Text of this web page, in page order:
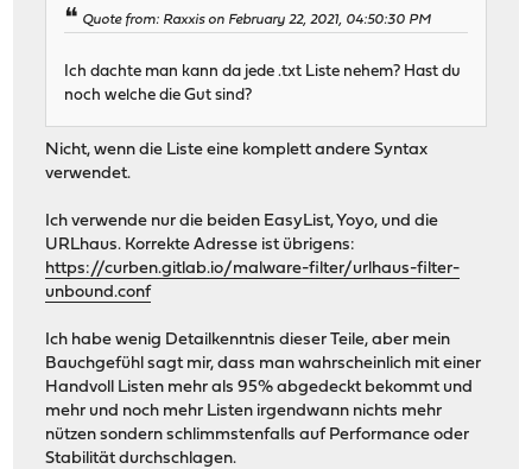
Quote from: Raxxis on February 22, 2021, 04:50:30 PM
Ich dachte man kann da jede .txt Liste nehem? Hast du
noch welche die Gut sind?
Nicht, wenn die Liste eine komplett andere Syntax
verwendet.
Ich verwende nur die beiden EasyList, Yoyo, und die
URLhaus. Korrekte Adresse ist übrigens:
https://curben.gitlab.io/malware-filter/urlhaus-filter-
unbound.conf
Ich habe wenig Detailkenntnis dieser Teile, aber mein
Bauchgefühl sagt mir, dass man wahrscheinlich mit einer
Handvoll Listen mehr als 95% abgedeckt bekommt und
mehr und noch mehr Listen irgendwann nichts mehr
nützen sondern schlimmstenfalls auf Performance oder
Stabilität durchschlagen.